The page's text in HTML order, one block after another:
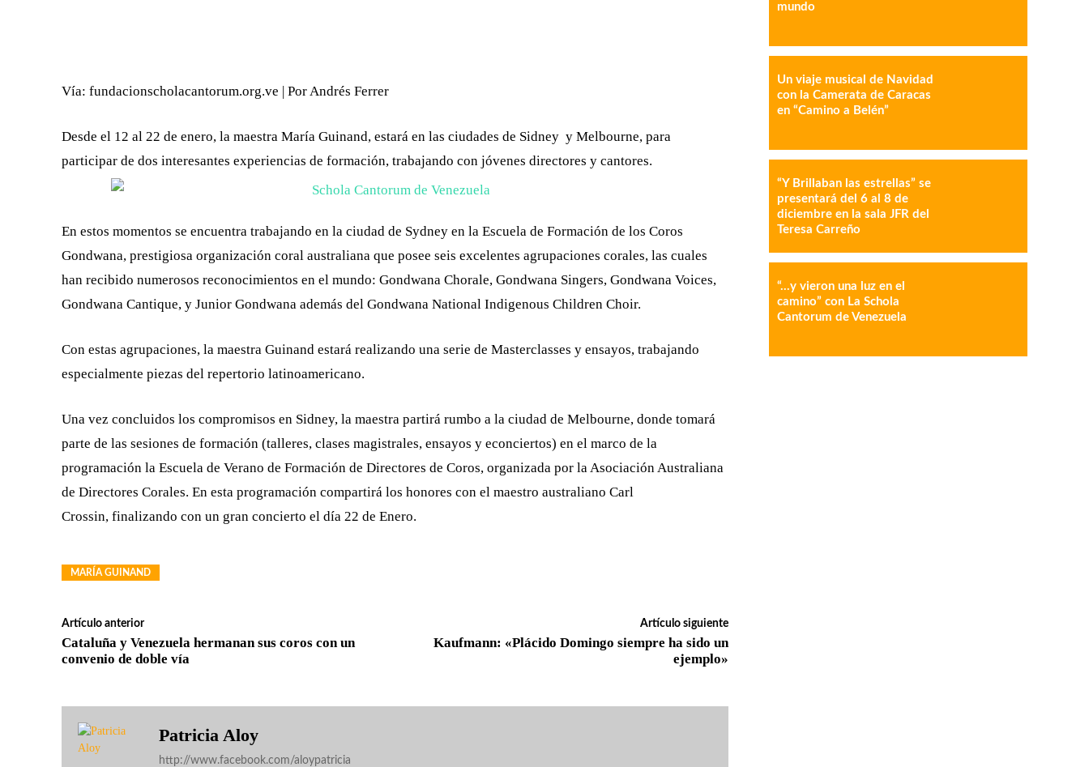
Vía: fundacionscholacantorum.org.ve | Por Andrés Ferrer
Desde el 12 al 22 de enero, la maestra María Guinand, estará en las ciudades de Sidney y Melbourne, para
participar de dos interesantes experiencias de formación, trabajando con jóvenes directores y cantores.
En estos momentos se encuentra trabajando en la ciudad de Sydney en la Escuela de Formación de los Coros
Gondwana, prestigiosa organización coral australiana que posee seis excelentes agrupaciones corales, las cuales
han recibido numerosos reconocimientos en el mundo: Gondwana Chorale, Gondwana Singers, Gondwana Voices,
Gondwana Cantique, y Junior Gondwana además del Gondwana National Indigenous Children Choir.
Con estas agrupaciones, la maestra Guinand estará realizando una serie de Masterclasses y ensayos, trabajando
especialmente piezas del repertorio latinoamericano.
Una vez concluidos los compromisos en Sidney, la maestra partirá rumbo a la ciudad de Melbourne, donde tomará
parte de las sesiones de formación (talleres, clases magistrales, ensayos y econciertos) en el marco de la
programación la Escuela de Verano de Formación de Directores de Coros, organizada por la Asociación Australiana
de Directores Corales. En esta programación compartirá los honores con el maestro australiano Carl
Crossin, finalizando con un gran concierto el día 22 de Enero.
MARÍA GUINAND
Artículo anterior
Cataluña y Venezuela hermanan sus coros con un
convenio de doble vía
Artículo siguiente
Kaufmann: «Plácido Domingo siempre ha sido un
ejemplo»
Patricia Aloy
http://www.facebook.com/aloypatricia
mundo
Un viaje musical de Navidad
con la Camerata de Caracas
en “Camino a Belén”
“Y Brillaban las estrellas” se
presentará del 6 al 8 de
diciembre en la sala JFR del
Teresa Carreño
“…y vieron una luz en el
camino” con La Schola
Cantorum de Venezuela